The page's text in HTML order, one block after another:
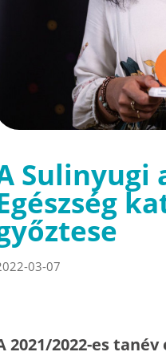
Sulinyugi
03-07
2021/2022-es